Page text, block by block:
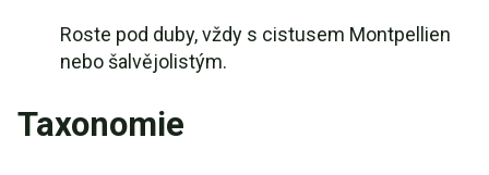
Roste pod duby, vždy s cistusem Montpellien
nebo šalvějolistým.
Taxonomie